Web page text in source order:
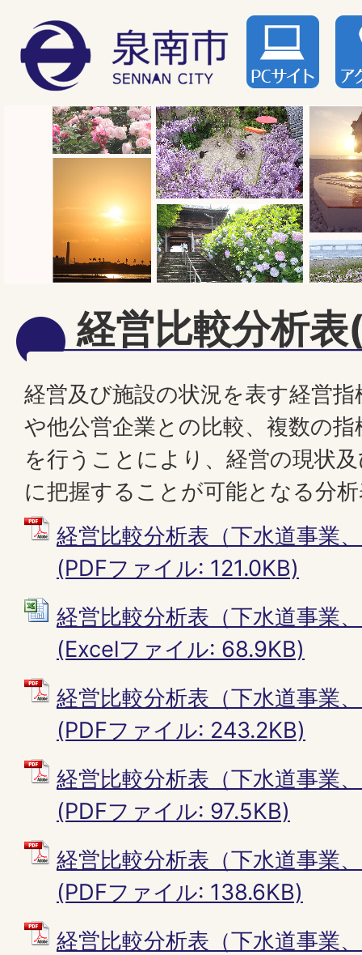
経営比較分析
経営及び施設の状況を表す経営
や他公営企業との比較、複数の
を行うことにより、経営の現状
に把握することが可能となる分
経営比較分析表（下水道事業
(PDFファイル: 121.0KB)
経営比較分析表（下水道事業
(Excelファイル: 68.9KB)
経営比較分析表（下水道事業
(PDFファイル: 243.2KB)
経営比較分析表（下水道事業
(PDFファイル: 97.5KB)
経営比較分析表（下水道事業
(PDFファイル: 138.6KB)
経営比較分析表（下水道事業